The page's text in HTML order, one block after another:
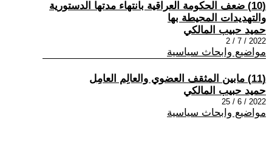
(10) ضعف الحكومة العراقية بانتهاء مدتها الدستورية
والتهديدات المحيطة بها
حميد حبيب المالكي
2022 / 7 / 2
مواضيع وابحاث سياسية
(11) مابين المثقف العضوي والعالِم العامِل
حميد حبيب المالكي
2022 / 6 / 25
مواضيع وابحاث سياسية